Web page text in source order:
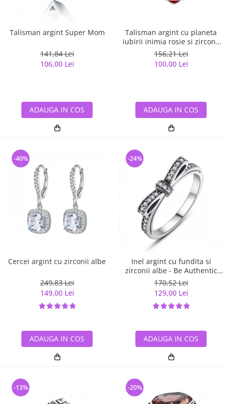
Talisman argint Super Mom
141,84 Lei
106,00 Lei
ADAUGA IN COS
Talisman argint cu planeta
iubirii inimia rosie si zirconii
albe
156,21 Lei
100,00 Lei
ADAUGA IN COS
Cercei argint cu zirconii albe
249,83 Lei
149,00 Lei
-40%
ADAUGA IN COS
Inel argint cu fundita si
zirconii albe - Be Authentic
IST0007
170,52 Lei
129,00 Lei
-24%
ADAUGA IN COS
-13% -20%